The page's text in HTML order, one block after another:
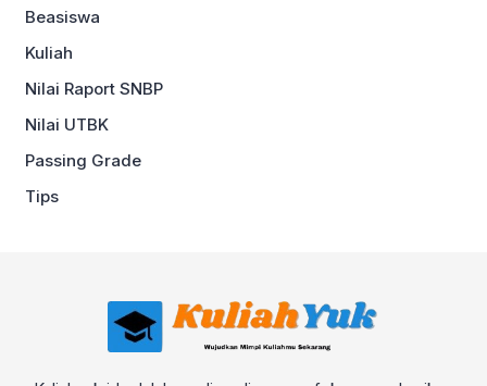
Beasiswa
Kuliah
Nilai Raport SNBP
Nilai UTBK
Passing Grade
Tips